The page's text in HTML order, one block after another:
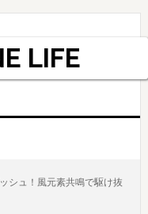
LIFE
シュ！風元素共鳴で駆け抜